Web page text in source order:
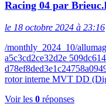
Racing 04 par
le 18 octobre 2024 à 23:16
/monthly_2024_10/
a5c3cd2ce32d2e
rotor interne MVT DD
Voir les 0 réponses